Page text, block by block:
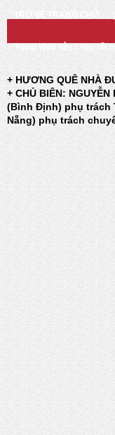
TRỞ VỀ TRANG CHỦ
Trang Web này chạy tốt
+ HƯƠNG QUÊ NHÀ
+ CHỦ BIÊN:
(Bình Định) phụ trách
Nẵng) phụ trách